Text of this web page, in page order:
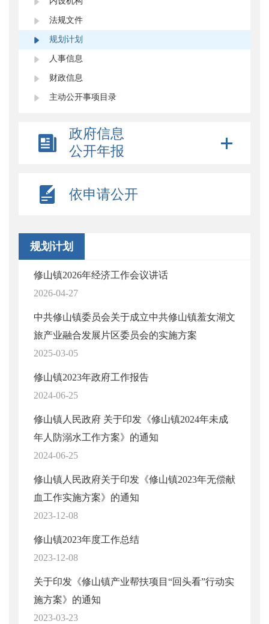
法规文件
规划计划
人事信息
财政信息
主动公开事项目录
政府信息
公开年报
依申请公开
规划计划
修山镇2026年经济工作会议讲话
2026-04-27
中共修山镇委员会关于成立中共修山镇羞女湖文
旅产业融合发展片区委员会的实施方案
2025-03-05
修山镇2023年政府工作报告
2024-06-25
修山镇人民政府 关于印发《修山镇2024年未成
年人防溺水工作方案》的通知
2024-06-25
修山镇人民政府关于印发《修山镇2023年无偿献
血工作实施方案》的通知
2023-12-08
修山镇2023年度工作总结
2023-12-08
关于印发《修山镇产业帮扶项目“回头看”行动实
施方案》的通知
2023-03-23